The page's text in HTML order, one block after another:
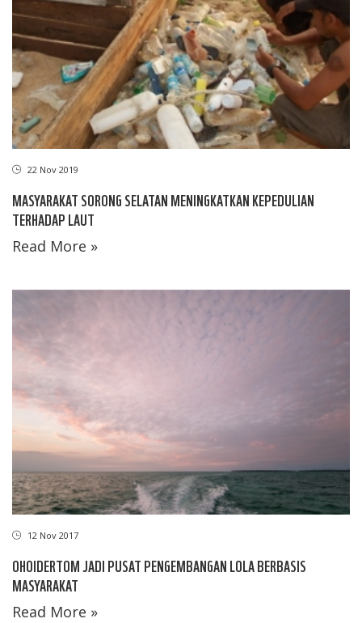
22 Nov 2019
MASYARAKAT SORONG SELATAN MENINGKATKAN KEPEDULIAN
TERHADAP LAUT
Read More »
12 Nov 2017
OHOIDERTOM JADI PUSAT PENGEMBANGAN LOLA BERBASIS
MASYARAKAT
Read More »